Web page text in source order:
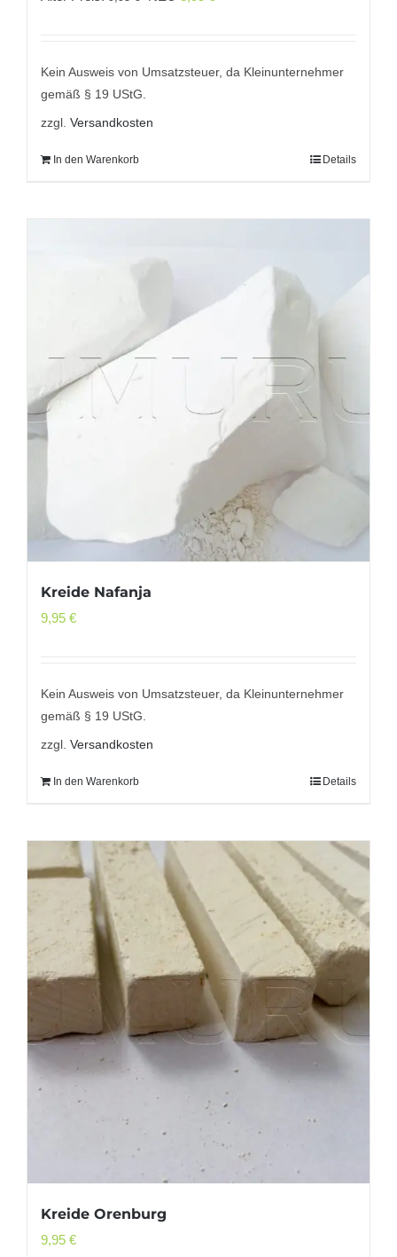
9,95 €
8,95 €.
Kein Ausweis von Umsatzsteuer, da Kleinunternehmer
gemäß § 19 UStG.
zzgl. Versandkosten
In den Warenkorb Details
Kreide Nafanja
9,95 €
Kein Ausweis von Umsatzsteuer, da Kleinunternehmer
gemäß § 19 UStG.
zzgl. Versandkosten
In den Warenkorb Details
Kreide Orenburg
9,95 €